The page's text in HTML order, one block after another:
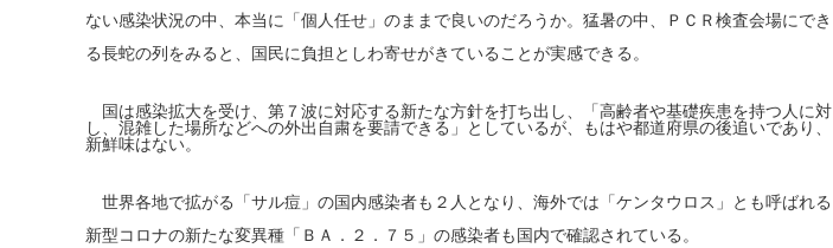
ない感染状況の中、本当に「個人任せ」のままで良いのだろうか。猛暑の中、ＰＣＲ検査会場にでき
る長蛇の列をみると、国民に負担としわ寄せがきていることが実感できる。
国は感染拡大を受け、第７波に対応する新たな方針を打ち出し、「高齢者や基礎疾患を持つ人に対
し、混雑した場所などへの外出自粛を要請できる」としているが、もはや都道府県の後追いであり、
新鮮味はない。
世界各地で拡がる「サル痘」の国内感染者も２人となり、海外では「ケンタウロス」とも呼ばれる
新型コロナの新たな変異種「ＢＡ．２．７５」の感染者も国内で確認されている。